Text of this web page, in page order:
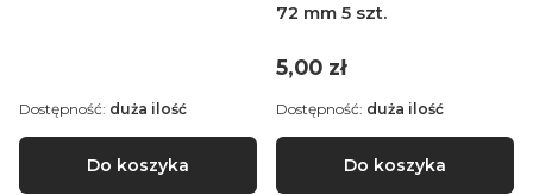
Do koszyka
Dostępność: duża ilość
72 mm 5 szt.
Cena
5,00 zł
Do koszyka
Dostępność: duża ilość